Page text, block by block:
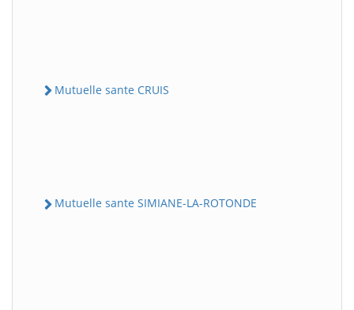
Mutuelle sante CRUIS
Mutuelle sante SIMIANE-LA-ROTONDE